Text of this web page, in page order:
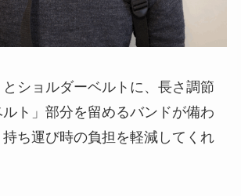
ショルダーベルトに、長さ調節
ト」部分を留めるバンドが備わ
ち運び時の負担を軽減してくれ